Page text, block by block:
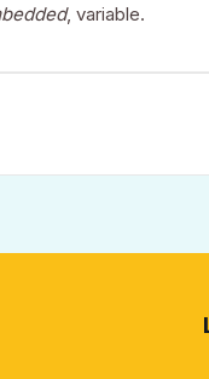
, variable.